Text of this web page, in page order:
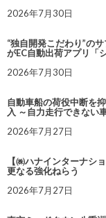
2026年7月30日
“独自開発こだわり”の
がEC自動出荷アプリ「
2026年7月30日
自動車船の荷役中断を
入 ～自力走行できない
2026年7月27日
【㈱ハナインターナシ
更なる強化ねらう
2026年7月27日